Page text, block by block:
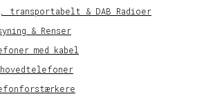
transportabelt & DAB Radioer
& Renser
med kabel